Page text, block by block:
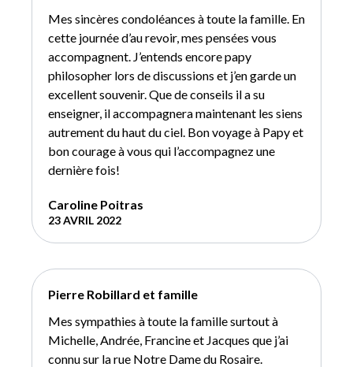
Mes sincères condoléances à toute la famille. En
cette journée d’au revoir, mes pensées vous
accompagnent. J’entends encore papy
philosopher lors de discussions et j’en garde un
excellent souvenir. Que de conseils il a su
enseigner, il accompagnera maintenant les siens
autrement du haut du ciel. Bon voyage à Papy et
bon courage à vous qui l’accompagnez une
dernière fois!
Caroline Poitras
23 AVRIL 2022
Pierre Robillard et famille
Mes sympathies à toute la famille surtout à
Michelle, Andrée, Francine et Jacques que j’ai
connu sur la rue Notre Dame du Rosaire.